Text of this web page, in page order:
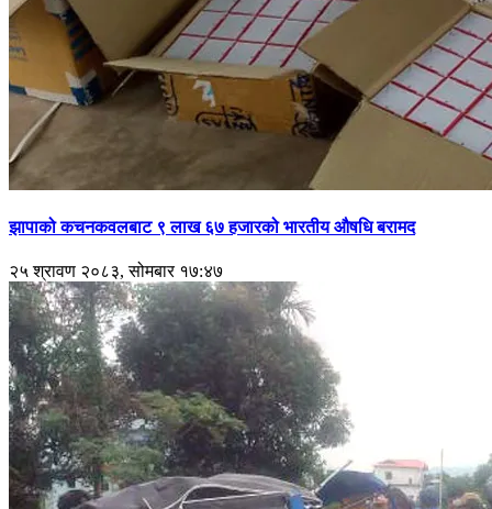
झापाको कचनकवलबाट ९ लाख ६७ हजारको भारतीय औषधि बरामद
२५ श्रावण २०८३, सोमबार १७:४७